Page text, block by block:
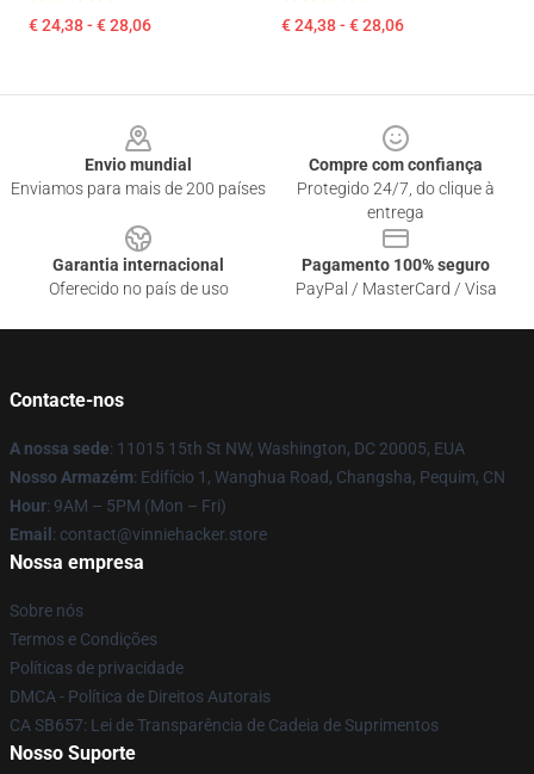
€ 24,38 - € 28,06 € 24,38 - € 28,06
Envio mundial
Enviamos para mais de 200 países
Compre com confiança
Protegido 24/7, do clique à
entrega
Garantia internacional
Oferecido no país de uso
Pagamento 100% seguro
PayPal / MasterCard / Visa
Contacte-nos
A nossa sede: 11015 15th St NW, Washington, DC 20005, EUA
Nosso Armazém: Edifício 1, Wanghua Road, Changsha, Pequim, CN
Hour: 9AM – 5PM (Mon – Fri)
Email : contact@vinniehacker.store
Nossa empresa
Sobre nós
Termos e Condições
Políticas de privacidade
DMCA - Política de Direitos Autorais
CA SB657: Lei de Transparência de Cadeia de Suprimentos
Nosso Suporte